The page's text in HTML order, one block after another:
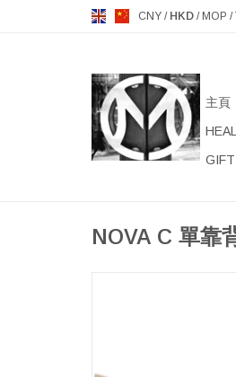
CNY / HKD / MOP /
主頁
NOVA C 單靠